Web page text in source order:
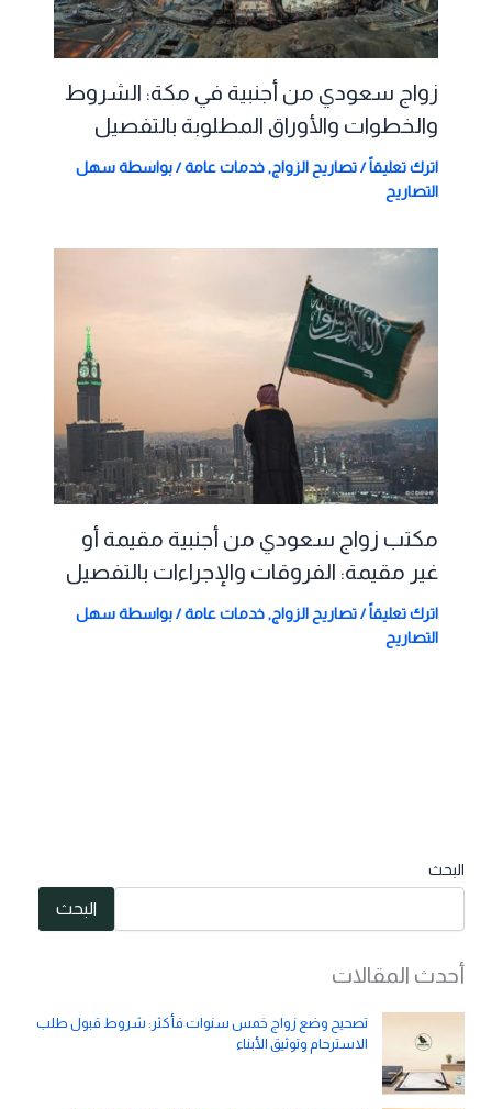
زواج سعودي من أجنبية في مكة: الشروط
والخطوات والأوراق المطلوبة بالتفصيل
اترك تعليقاً /تصاريح الزواج,خدمات عامة/ بواسطة سهل
التصاريح
مكتب زواج سعودي من أجنبية مقيمة أو
غير مقيمة: الفروقات والإجراءات بالتفصيل
اترك تعليقاً/تصاريح الزواج,خدمات عامة/ بواسطة سهل
التصاريح
البحث
البحث
أحدث المقالات
تصحيح وضع زواج خمس سنوات فأكثر: شروط قبول طلب
الاسترحام وتوثيق الأبناء